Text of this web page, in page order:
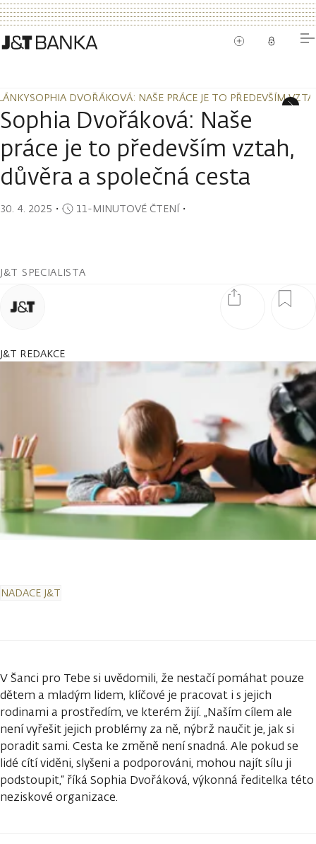
SOPHIA DVOŘÁKOVÁ: NAŠE PRÁCE JE TO PŘEDEVŠÍM
SOPHIA DVOŘÁKOVÁ: NAŠE PRÁCE JE TO PŘEDEVŠÍM
Sophia Dvořáková: Naše
práce je to především vztah,
důvěra a společná cesta
30. 4. 2025 ・ 11-MINUTOVÉ ČTENÍ・
J&T SPECIALISTA
J&T REDAKCE
NADACE J&T
V Šanci pro Tebe si uvědomili, že nestačí pomáhat pouze
dětem a mladým lidem, klíčové je pracovat i s jejich
rodinami a prostředím, ve kterém žijí. „Naším cílem ale
není vyřešit jejich problémy za ně, nýbrž naučit je, jak si
poradit sami. Cesta ke změně není snadná. Ale pokud se
lidé cítí viděni, slyšeni a podporováni, mohou najít sílu ji
podstoupit,“ říká Sophia Dvořáková, výkonná ředitelka této
neziskové organizace.